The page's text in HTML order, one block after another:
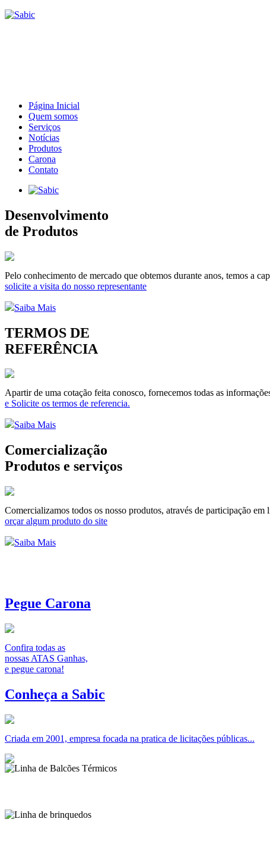
Página Inicial
Quem somos
Serviços
Notícias
Produtos
Carona
Contato
Desenvolvimento
de Produtos
Pelo conhecimento de mercado que obtemos durante anos, temos a
solicite a visita do nosso representante
Saiba Mais
TERMOS DE
REFERÊNCIA
Apartir de uma cotação feita conosco, fornecemos todas as
e Solicite os termos de referencia.
Saiba Mais
Comercialização
Produtos e serviços
Comercializamos todos os nosso produtos, através de participação
orçar algum produto do site
Saiba Mais
Pegue Carona
Confira todas as
nossas ATAS Ganhas,
e pegue carona!
Conheça a Sabic
Criada em 2001, empresa focada na pratica de licitações públicas...